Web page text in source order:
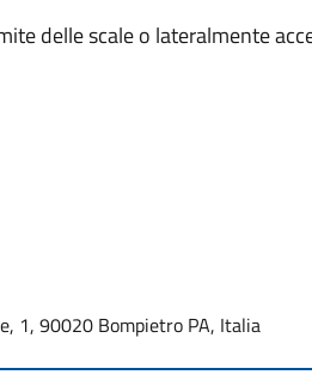
delle scale o lateralmente
1, 90020 Bompietro PA, Italia